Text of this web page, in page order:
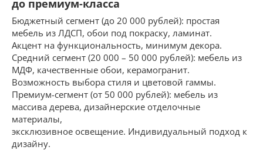
до премиум-класса
Бюджетный сегмент (до 20 000 рублей): простая
мебель из ЛДСП, обои под покраску, ламинат.
Акцент на функциональность, минимум декора.
Средний сегмент (20 000 – 50 000 рублей): мебель из
МДФ, качественные обои, керамогранит.
Возможность выбора стиля и цветовой гаммы.
Премиум-сегмент (от 50 000 рублей): мебель из
массива дерева, дизайнерские отделочные
материалы,
эксклюзивное освещение. Индивидуальный подход к
дизайну.